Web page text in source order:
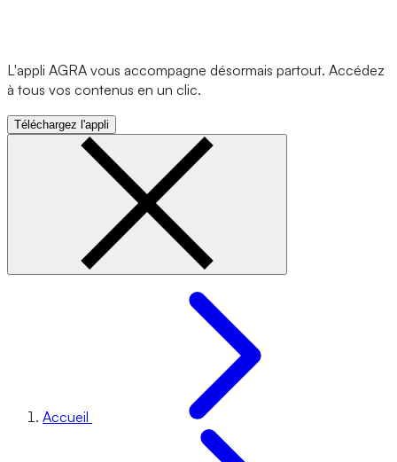
L'appli AGRA vous accompagne désormais partout. Accédez
à tous vos contenus en un clic.
Téléchargez l'appli
Accueil